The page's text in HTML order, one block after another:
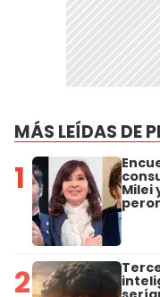
MÁS LEÍDAS DE
1 Milei
2